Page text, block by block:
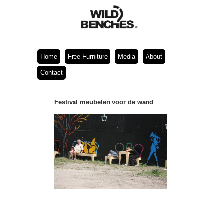
Home Free Furniture Media About
Contact
Festival meubelen voor de wand